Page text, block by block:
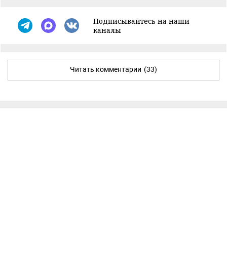
Подписывайтесь на наши
каналы
Читать комментарии (33)